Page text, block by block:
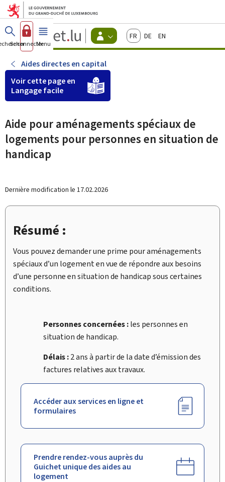
Aller au menu principal
Aller au contenu
Guichet.lu
Changer
d'espace
-
Menu
FrançaisDeutschEnglish
Se connecterMenu principal
Aides directes en capital
Voir cette page en
Langage facile
Aide pour aménagements spéciaux de
logements pour personnes en situation de
handicap
Dernière modification le 17.02.2026
Résumé :
Vous pouvez demander une prime pour aménagements
spéciaux d’un logement en vue de répondre aux besoins
d’une personne en situation de handicap sous certaines
conditions.
Personnes concernées :les personnes en
situation de handicap.
Délais :2 ans à partir de la date d’émission des
factures relatives aux travaux.
Accéder aux services en ligne et
formulaires
Prendre rendez-vous auprès du
Guichet unique des aides au
logement